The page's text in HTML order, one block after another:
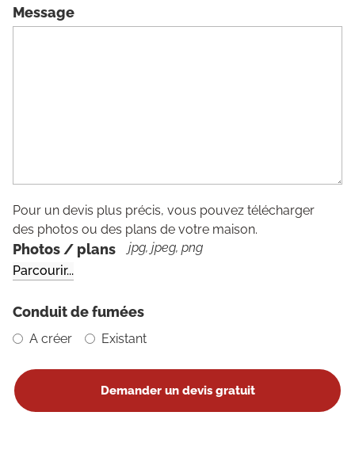
Message
Pour un devis plus précis, vous pouvez télécharger
des photos ou des plans de votre maison.
Photos / plans jpg, jpeg, png
Conduit de fumées
A créer Existant